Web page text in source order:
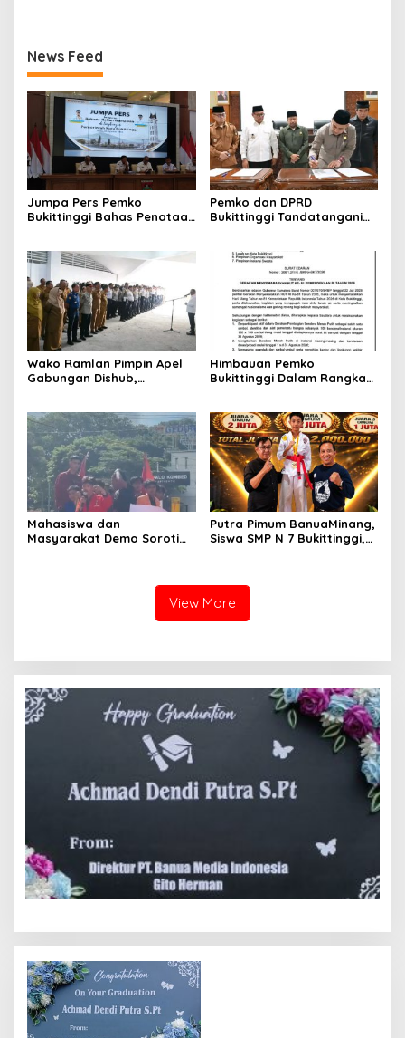
News Feed
Jumpa Pers Pemko
Bukittinggi Bahas Penataan
Pemko dan DPRD
Bukittinggi Tandatangani
2026
Wako Ramlan Pimpin Apel
Gabungan Dishub,
Pelajar
Himbauan Pemko
Bukittinggi Dalam Rangka
Republik Indonesia
Mahasiswa dan
Masyarakat Demo Soroti
Kecewa Wali Kota dan
Putra Pimum BanuaMinang,
Siswa SMP N 7 Bukittinggi,
Berat 40 Kg dalam
Kejuaraan Karate Jam
Gadang Inkanas Bukittinggi
View More